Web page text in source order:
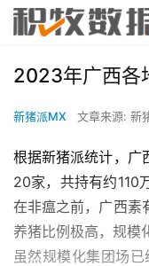
2023年广西各
新猪派MX 文章来源: 新
根据新猪派统计，广
20家，共持有约110
在非瘟之前，广西素
养猪比例极高，规模
虽然规模化集团场